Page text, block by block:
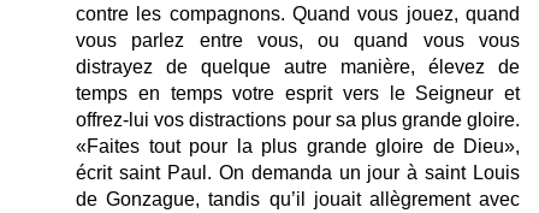
contre les compagnons. Quand vous jouez, quand
vous parlez entre vous, ou quand vous vous
distrayez de quelque autre manière, élevez de
temps en temps votre esprit vers le Seigneur et
offrez-lui vos distractions pour sa plus grande gloire.
«Faites tout pour la plus grande gloire de Dieu»,
écrit saint Paul. On demanda un jour à saint Louis
de Gonzague, tandis qu’il jouait allègrement avec